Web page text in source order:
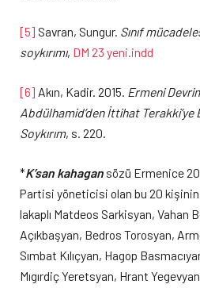
[5] Savran, Sungur. Sınıf
soykırımı, DM 23 yeni.indd
[6] Akın, Kadir. 2015. Ermeni
Abdülhamid’den İttihat
Soykırım, s. 220.
*K’san kahagan sözü Ermenice
Partisi yöneticisi olan bu 20 kişinin
lakaplı Matdeos Sarkisyan, Vahan
Açıkbaşyan, Bedros Torosyan,
Sımbat Kılıçyan, Hagop
Mıgırdiç Yeretsyan, Hrant